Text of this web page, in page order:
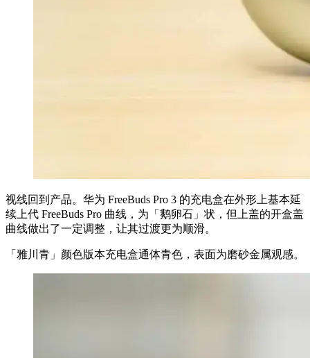
视线回到产品。华为 FreeBuds Pro 3 的充电盒在外形上基本延
续上代 FreeBuds Pro 曲线，为「鹅卵石」状，但上盖的开盒盖
曲线做出了一定调整，让其过渡更为顺滑。
「雅川青」颜色版本充电盒通体青色，表面为磨砂金属观感。